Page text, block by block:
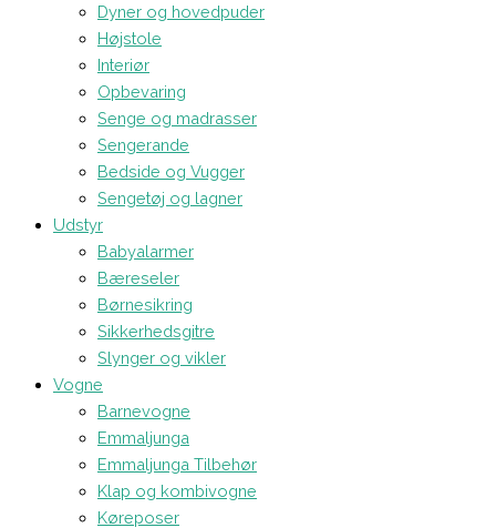
Dyner og hovedpuder
Højstole
Interiør
Opbevaring
Senge og madrasser
Sengerande
Bedside og Vugger
Sengetøj og lagner
Udstyr
Babyalarmer
Bæreseler
Børnesikring
Sikkerhedsgitre
Slynger og vikler
Vogne
Barnevogne
Emmaljunga
Emmaljunga Tilbehør
Klap og kombivogne
Køreposer